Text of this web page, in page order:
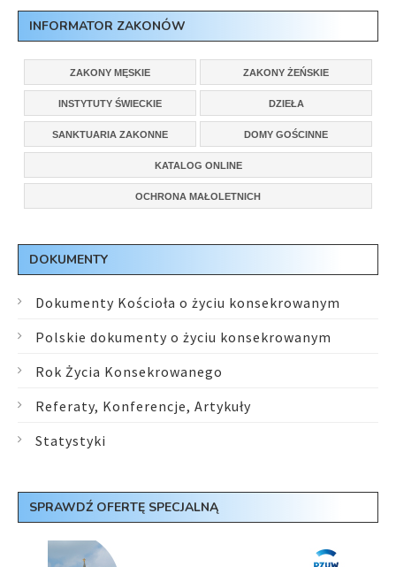
INFORMATOR ZAKONÓW
ZAKONY MĘSKIE ZAKONY ŻEŃSKIE
INSTYTUTY ŚWIECKIE DZIEŁA
SANKTUARIA ZAKONNE DOMY GOŚCINNE
KATALOG ONLINE
OCHRONA MAŁOLETNICH
DOKUMENTY
Dokumenty Kościoła o życiu konsekrowanym
Polskie dokumenty o życiu konsekrowanym
Rok Życia Konsekrowanego
Referaty, Konferencje, Artykuły
Statystyki
SPRAWDŹ OFERTĘ SPECJALNĄ